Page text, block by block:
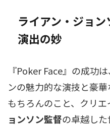
ライアン・ジョ
演出の妙
『Poker Face』の成功
ンの魅力的な演技と豪
もちろんのこと、クリエ
ョンソン監督の卓越し